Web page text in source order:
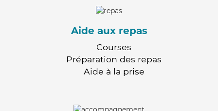
Aide aux repas
Courses
Préparation des repas
Aide à la prise